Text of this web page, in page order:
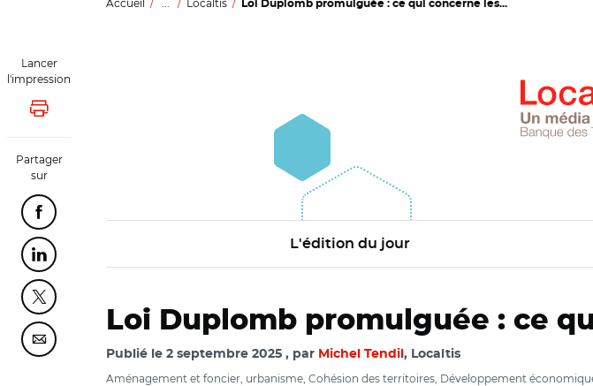
Accueil ... Localtis Loi Duplomb promulguée : ce qui concerne les...
L'édition du jour
Lancer
l'impression
Lancer l'impression
Partager
sur
Partager cette page sur Facebook
Partager cette page sur Linkedin
Partager cette page sur Twitter
Partager cette page sur Courriel
Loi Duplomb promulguée : ce
Publié le 2 septembre 2025 par Michel Tendil , Localtis
Aménagement et foncier, urbanisme, Cohésion des territoires, Développement